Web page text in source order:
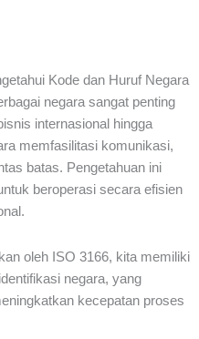
Kode dan Huruf Negara
negara sangat penting
internasional hingga
memfasilitasi komunikasi,
batas. Pengetahuan ini
beroperasi secara efisien
oleh ISO 3166, kita memiliki
negara, yang
kecepatan proses